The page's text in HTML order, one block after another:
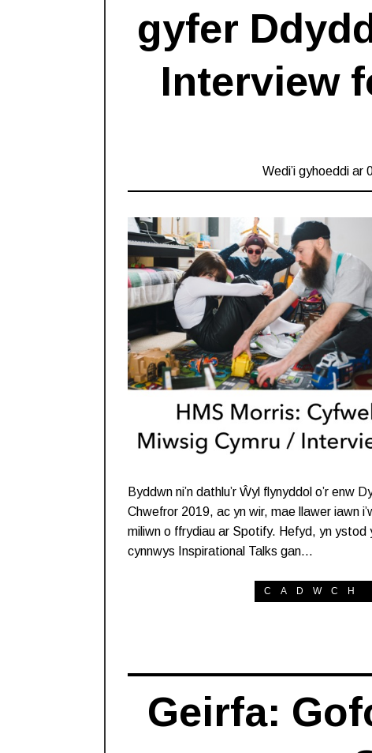
gyfer
Interview
Wedi’i gyhoeddi ar
Byddwn ni’n dathlu’r Ŵyl flynyddol o’r
Chwefror 2019, ac yn wir, mae llawer iawn
miliwn o ffrydiau ar Spotify. Hefyd, yn ystod
cynnwys Inspirational Talks gan…
Geirfa: